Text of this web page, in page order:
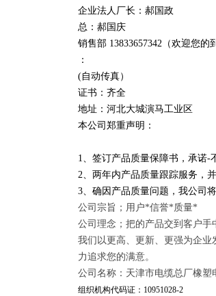
企业法人厂长：郝国政
总：郝国庆
销售部 13833657342 （欢迎您的
：
(自动传真）
证书：齐全
地址：河北大城演马工业区
本公司郑重声明：
1、签订产品质量保障书，承诺-
2、两年内产品质量跟踪服务，
3、确因产品质量问题，我公司
公司宗旨；用户*信誉*质量*
公司理念；把的产品交到客户手
我们以更高、更新、更强为企
力追求您的满意。
公司名称：天津市电缆总厂橡塑
组织机构代码证：10951028-2